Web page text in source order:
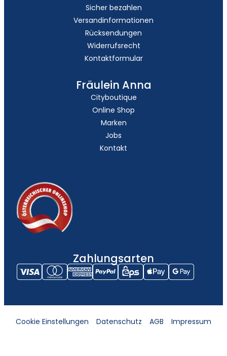
Sicher bezahlen
Versandinformationen
Rücksendungen
Widerrufsrecht
Kontaktformular
Fräulein Anna
Cityboutique
Online Shop
Marken
Jobs
Kontakt
Zahlungsarten
Cookie Einstellungen Datenschutz AGB Impressum